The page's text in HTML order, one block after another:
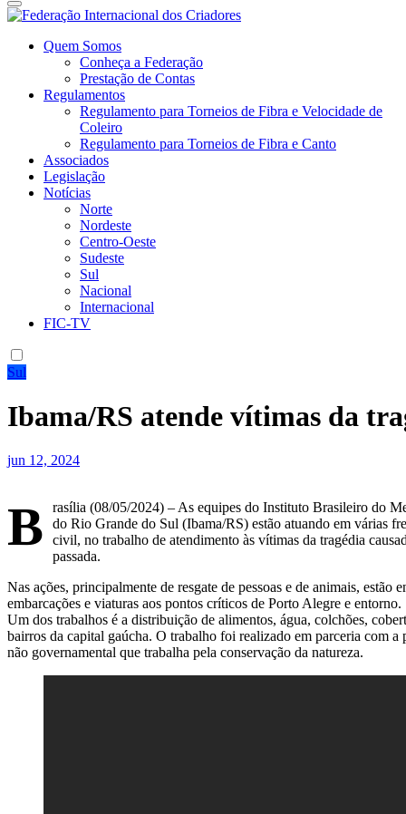
Site da Federação Internacional dos Criadores de Pássaros
Quem Somos
Conheça a Federação
Prestação de Contas
Regulamentos
Regulamento para Torneios de Fibra e Velocidade de
Coleiro
Regulamento para Torneios de Fibra e Canto
Associados
Legislação
Notícias
Norte
Nordeste
Centro-Oeste
Sudeste
Sul
Nacional
Internacional
FIC-TV
Sul
Ibama/RS atende vítimas da
jun 12, 2024
B
rasília (08/05/2024) – As equipes do Instituto Brasileiro do
do Rio Grande do Sul (Ibama/RS) estão atuando em várias
civil, no trabalho de atendimento às vítimas da tragédia
passada.
Nas ações, principalmente de resgate de pessoas e de animais,
embarcações e viaturas aos pontos críticos de Porto Alegre e entorno.
Um dos trabalhos é a distribuição de alimentos, água, colchões,
bairros da capital gaúcha. O trabalho foi realizado em parceria com
não governamental que trabalha pela conservação da natureza.